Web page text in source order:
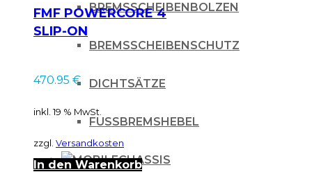
BREMSSCHEIBENBOLZEN
BREMSSCHEIBENSCHUTZ
DICHTSÄTZE
FUSSBREMSHEBEL
CHASSIS
FMF POWERCORE 4
SLIP-ON
SCHALLDÄMPFER
SUZUKI RMZ 250 04-
470.95 €
inkl. 19 % MwSt.
zzgl. Versandkosten
In den Warenkorb